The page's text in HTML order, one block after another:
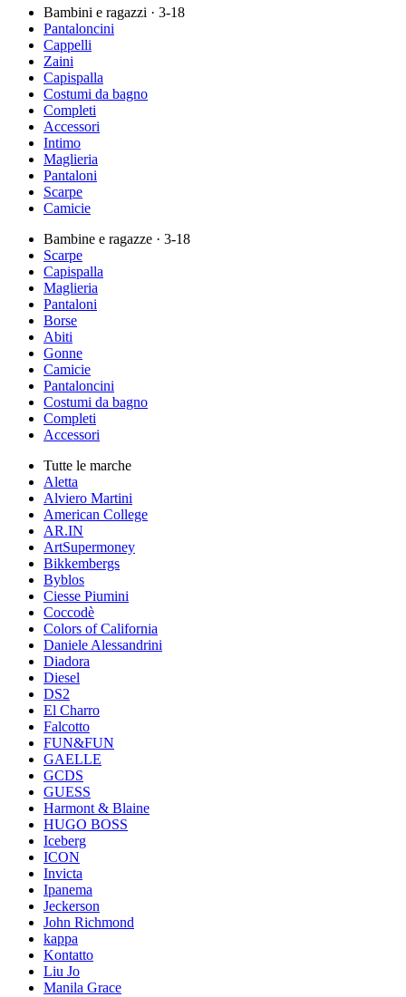
Bambini e ragazzi · 3-18
Pantaloncini
Cappelli
Zaini
Capispalla
Costumi da bagno
Completi
Accessori
Intimo
Maglieria
Pantaloni
Scarpe
Camicie
Bambine e ragazze · 3-18
Scarpe
Capispalla
Maglieria
Pantaloni
Borse
Abiti
Gonne
Camicie
Pantaloncini
Costumi da bagno
Completi
Accessori
Tutte le marche
Aletta
Alviero Martini
American College
AR.IN
ArtSupermoney
Bikkembergs
Byblos
Ciesse Piumini
Coccodè
Colors of California
Daniele Alessandrini
Diadora
Diesel
DS2
El Charro
Falcotto
FUN&FUN
GAELLE
GCDS
GUESS
Harmont & Blaine
HUGO BOSS
Iceberg
ICON
Invicta
Ipanema
Jeckerson
John Richmond
kappa
Kontatto
Liu Jo
Manila Grace